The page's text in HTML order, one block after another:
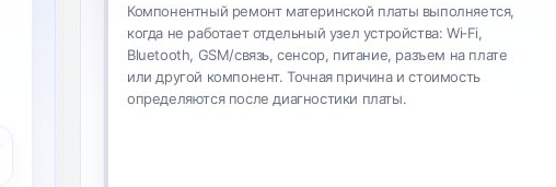
Компонентный ремонт материнской платы выполняется,
когда не работает отдельный узел устройства: Wi‑Fi,
Bluetooth, GSM/связь, сенсор, питание, разъем на плате
или другой компонент. Точная причина и стоимость
определяются после диагностики платы.